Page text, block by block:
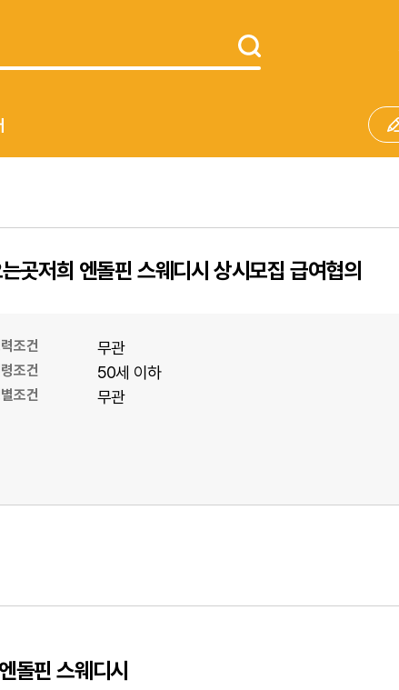
곳저희 엔돌핀 스웨디시 상시모집 급여협의
조건 무관
조건 50세 이하
조건 무관
돌핀 스웨디시